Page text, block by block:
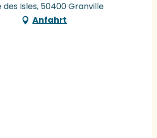
des Isles, 50400 Granville
Anfahrt